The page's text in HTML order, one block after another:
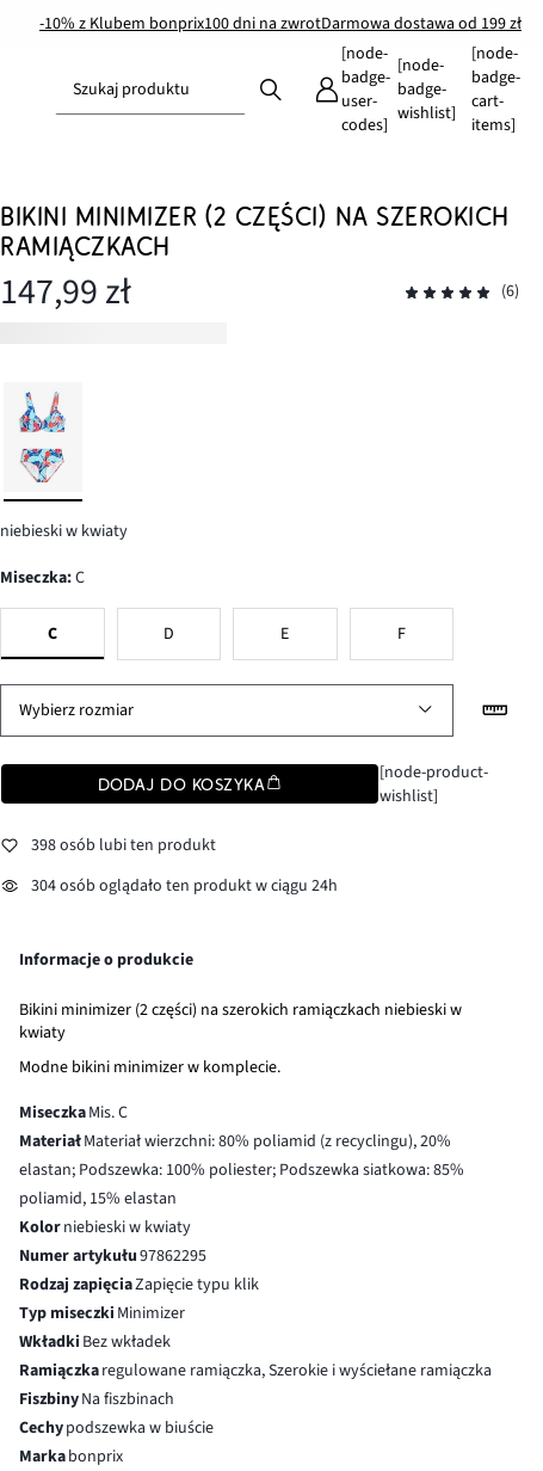
-10% z Klubem bonprix100 dni na zwrotDarmowa dostawa od 199 zł
Szukaj produktu
[node-
badge-
user-
codes]
[node-
badge-
wishlist]
[node-
badge-
cart-
items]
BIKINI MINIMIZER (2 CZĘŚCI) NA SZEROKICH
RAMIĄCZKACH
147,99 zł (6)
niebieski w kwiaty
Miseczka:C
C D E F
Wybierz rozmiar
DODAJ DO KOSZYKA
[node-product-
wishlist]
398 osób lubi ten produkt
304 osób oglądało ten produkt w ciągu 24h
Informacje o produkcie
Bikini minimizer (2 części) na szerokich ramiączkach niebieski w
kwiaty
Modne bikini minimizer w komplecie.
MiseczkaMis. C
MateriałMateriał wierzchni: 80% poliamid (z recyclingu), 20%
elastan; Podszewka: 100% poliester; Podszewka siatkowa: 85%
poliamid, 15% elastan
Kolorniebieski w kwiaty
Numer artykułu97862295
Rodzaj zapięciaZapięcie typu klik
Typ miseczki Minimizer
Wkładki Bez wkładek
Ramiączkaregulowane ramiączka, Szerokie i wyściełane ramiączka
FiszbinyNa fiszbinach
Cechypodszewka w biuście
Markabonprix